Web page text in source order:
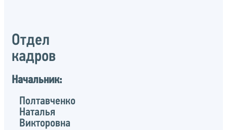
Отдел
кадров
Начальник:
Полтавченко
Наталья
Викторовна